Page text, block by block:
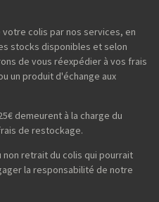
colis par nos services, en
stocks disponibles et selon
de vous réexpédier à vos frais
un produit d'échange aux
demeurent à la charge du
de restockage.
retrait du colis qui pourrait
la responsabilité de notre